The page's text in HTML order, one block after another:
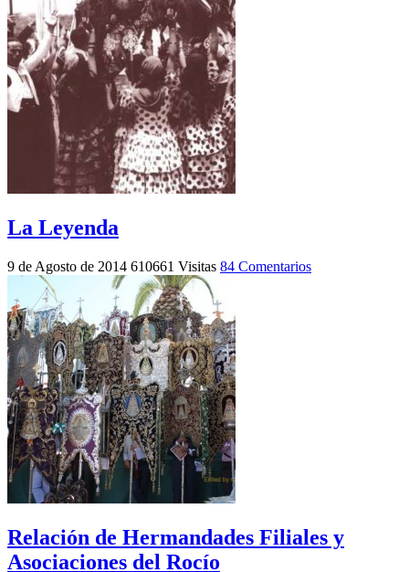
La Leyenda
9 de Agosto de 2014 610661 Visitas 84 Comentarios
Relación de Hermandades Filiales y
Asociaciones del Rocío